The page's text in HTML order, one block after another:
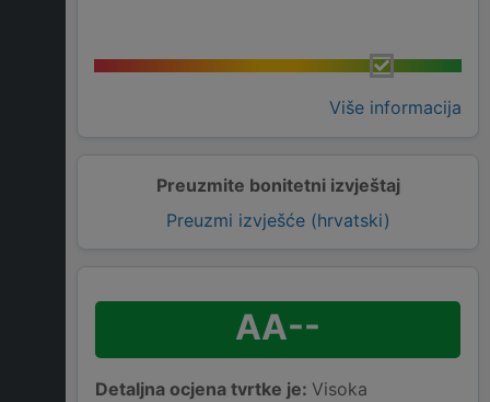
Više informacija
Preuzmite bonitetni izvještaj
Preuzmi izvješće (hrvatski)
AA--
Detaljna ocjena tvrtke je: Visoka